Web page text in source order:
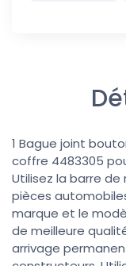
1 Bague joint
coffre 4483305
Utilisez la barre
pièces
marque et le
de meilleure
arrivage